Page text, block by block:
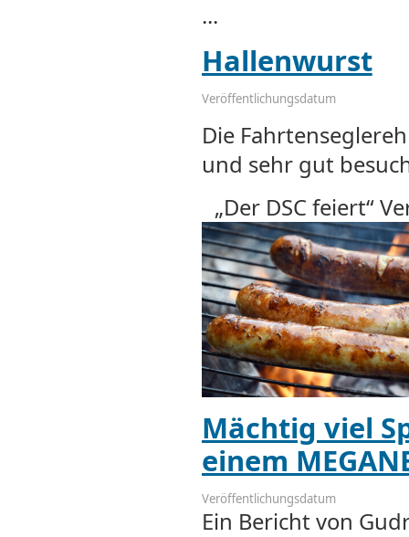
...
Hallenwurst
Veröffentlichungsdatum
Die
und sehr gut
„Der DSC feiert“
Mächtig viel
einem
Veröffentlichungsdatum
Ein Bericht von